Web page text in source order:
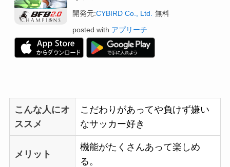
開発元:CYBIRD Co., Ltd.
無料
posted with アプリーチ
こんな人にオ
ススメ
こだわりがあってや負けず嫌い
なサッカー好き
メリット
機能がたくさんあって楽しめ
る。